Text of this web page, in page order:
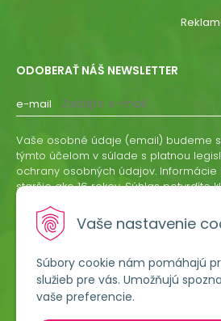
Vaše nastavenie
Súbory cookie nám pomáhajú
služieb pre vás. Umožňujú
vaše preferencie.
ODOBERAŤ NÁŠ NEWSLETTER
e-mail
ODOBERAŤ
Vaše osobné údaje (email) budeme
týmto účelom v súlade s platnou
ochrany osobných údajov.
staršie ako 16 rokov. Súhlas potvrdíte
odvolať písomne, emailom alebo
ktoréhokoľvek informačného emailu.